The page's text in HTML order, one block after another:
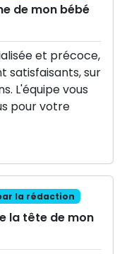
de mon bébé
et précoce,
satisfaisants, sur
L'équipe vous
pour votre
la rédaction
la tête de mon